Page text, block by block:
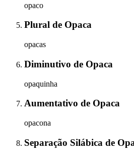
opaco
Plural de Opaca
opacas
Diminutivo de Opaca
opaquinha
Aumentativo de Opaca
opacona
Separação Silábica de